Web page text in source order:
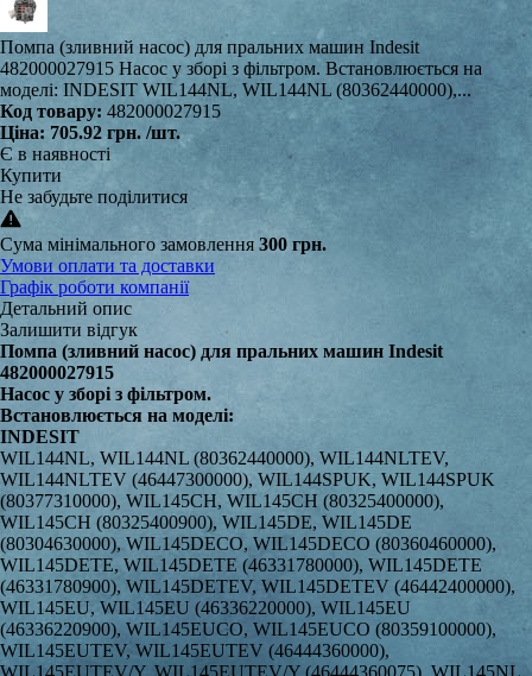
Помпа (зливний насос) для пральних машин Indesit
482000027915 Насос у зборі з фільтром. Встановлюється на
моделі: INDESIT WIL144NL, WIL144NL (80362440000),...
Код товару: 482000027915
Ціна: 705.92 грн. /шт.
Є в наявності
Купити
Не забудьте поділитися
Сума мінімального замовлення 300 грн.
Умови оплати та доставки
Графік роботи компанії
Детальний опис
Залишити відгук
Помпа (зливний насос) для пральних машин Indesit
482000027915
Насос у зборі з фільтром.
Встановлюється на моделі:
INDESIT
WIL144NL, WIL144NL (80362440000), WIL144NLTEV, WIL144NLTEV (46447300000), WIL144SPUK, WIL144SPUK (80377310000), WIL145CH, WIL145CH (80325400000), WIL145CH (80325400900), WIL145DE, WIL145DE (80304630000), WIL145DECO, WIL145DECO (80360460000), WIL145DETE, WIL145DETE (46331780000), WIL145DETE (46331780900), WIL145DETEV, WIL145DETEV (46442400000), WIL145EU, WIL145EU (46336220000), WIL145EU (46336220900), WIL145EUCO, WIL145EUCO (80359100000), WIL145EUTEV, WIL145EUTEV (46444360000), WIL145EUTEV/Y, WIL145EUTEV/Y (46444360075), WIL145NL, WIL145NL (80362420000), WIL145NLTEV, WIL145NLTEV (46442800000), WIL145NLTEV/Y, WIL145NLTEV/Y (46442800075), WIL145XEX, WIL145XEX (80305420000), WIL145XEX (80305420900), WIL146NL, WIL146NL (80304480000), WIL146NLTE, WIL146NLTE (46325710000), WIL146NLTE (46325710900), WIL146SPIT, WIL146SPIT (46340560000), WIL146SPIT (46340560900), WIL146SPITCO, WIL146SPITCO (80359120000), WIL146SPITTEV, WIL146SPITTEV (46444460000), WIL146SPITTEV/Y, WIL146SPITTEV/Y (46444460075), WIL14FR, WIL14FR (80301400000), WIL14FR/Y, WIL14FR/Y (46442600075), WIL14FRCO, WIL14FRCO (80359040000), WIL14FRTE, WIL14FRTE (46342380000), WIL14FRTE (46342380900), WIL14FRTEV, WIL14FRTEV (46442600000), WIL14NL, WIL14NL (46339620000), WIL14NL (46339620900), WIL14NLCO, WIL14NLCO (80359050000), WIL153UK, WIL153UK (80300200000), WIL153UK (80300200900), WIL153UK (80300201501), WIL162DE, WIL162DE (80304660000), WIL162DE (80304660900), WIL162DE (80304660901), WIL163DE, WIL163DE (80322530000), WIL163DE (80322530900), WIL163DE (80322530901), WIL163SUK, WIL163SUK (80302010000), WIL163SUK (80302011500), WIL163SUK (80302011501), WIL163UK, WIL163UK (80339670000), WIL163UK (80339670900), WIL163UK (80339671501), WIL164NL, WIL164NL (80362450000), WIL164NL (80362450001), WIL165DE, WIL165DE (80304650000), WIL165DE (80304650900), WIL165DE (80304650901), WIL165XEX, WIL165XEX (80305430000), WIL165XEX (80305430900), WIL165XEX (80305431000), WIL165XEX (80305431001), WIL166NL, WIL166NL (80304490000), WIL166NL (80304490900), WIL166SPIT, WIL166SPIT (80340540000), WIL166SPIT (80340540900), WIL166SPIT (80340540901), WIL62AUS, WIL62AUS (46345070000), WIL62EX, WIL62EX (46305260000), WIL62EX (46305260900), WIL62EX/Y, WIL62EX/Y (46305260075), WIL62XEX, WIL62XEX (80305270000), WIL62XEX (80305270900), WIL63PL, WIL63PL (91305280000), WIL63PL (91305280900), WIL63PL/Y, WIL63PL/Y (46367670075), WIL63PLTE, WIL63PLTE (46367670000), WIL66IT, WIL66IT (46301460000), WIL66IT (46301460900), WIL66IT/Y, WIL66IT/Y (46301460075), WIL81TK, WIL81TK (46304900000), WIL81TK (46304900900), WIL81TKTEV/Y, WIL81TKTEV/Y (46304900075), WIL82AUS, WIL82AUS (46345080000), WIL82R, WIL82R (46410460100), WIL82R/Y, WIL82R/Y (46410460075), WIL82XR, WIL82XR (80344890000), WIL82XR (80344890900), WIL83CSI, WIL83CSI (24528050000), WIL83CSILIP/Y, WIL83CSILIP/Y (24528050275), WIL85EU, WIL85EU (46302340000), WIL85EU (46302340900), WIL85EU/Y, WIL85EU/Y (46302340075), WIL85EX, WIL85EX (46303540000), WIL85EXBG, WIL85EXBG (91335980000), WIL85EXBG (91335980900), WIL85EXTE, WIL85EXTE (46353970000), WIL85EXTE (46353970100), WIL85EXTE/Y, WIL85EXTE/Y (46353970075), WIL85IN, WIL85IN (46600000000), WIL85PL, WIL85PL (91305310000), WIL85PL (91305310900), WIL85PLTE, WIL85PLTE (46359210000), WIL85PLTE/Y, WIL85PLTE/Y (46359210075), WIL85XEX, WIL85XEX (80305290000), WIL85XEX (80305290900), WIL85XSEX, WIL85XSEX (80305300000), WIL86IT, WIL86IT (46301450000), WIL86IT (46301450900), WIL86IT/Y, WIL86IT/Y (46301450075), WIL8FR, WIL8FR (46344500000), WIL8FR (46344500900), WIL95EX, WIL95EX (80315460000), WIL95EX (80315460900), WIL95KW, WIL95KW (46305350000), WIL95KW (46305350900), WIL95KW/Y, WIL95KW/Y (46305350075), WILB12EU, WILB12EU (46370140000), WILB12EU (46370140002), WILB12EU/Y, WILB12EU/Y (46370140075), WILM64IT, WILM64IT (46302350000), WILM64IT (46302350900), WILX1200OTDE, WILX1200OTDE (91398020000), WIN100CSI, WIN100CSI (24535490200), WIN100CSI (24535490205), WIN100TK, WIN100TK (46464800100), WIN100TK (46464800103), WIN100TK (46464800185), WIN101EU, WIN101EU (46464840100), WIN101EU (46464840200), WIN101EU (46464840203), WIN101EU (46464840285), WIN101EX, WIN101EX (46464580100), WIN101EX (46464580103), WIN101EX (46464580185), WIN101EX (46464580200), WIN102CSI, WIN102CSI (24535500200), WIN102CSI (24535500205), WIN102CSI (24535500500), WIN102EX, WIN102EX (46464820100), WIN102EX (46464820200), WIN102EX (46464820203), WIN102EX (46464820285), WIN102PL, WIN102PL (46464810100), WIN102PL (46464810103), WIN102PL (46464810185), WIN110EU, WIN110EU (46464590100), WIN110EU (46464590103), WIN110EU (46464590185), WIN121EU, WIN121EU (46464880100), WIN121EU (46464880103), WIN121EU (46464880203), WIN121EU (46464880285), WIN122EX, WIN122EX (46464750100), WIN122EX (46464750103), WIN122EX (46464750185), WIN500EU, WIN500EU (46464720100), WIN500EU (46464720103), WIN500EU (46464720185), WIN600EU, WIN600EU (46464620100), WIN600EU (46464620103), WIN600EU (46464620185), WIN602EU, WIN602EU (46464730100), WIN602EU (46464730103), WIN602EU (46464730185), WIN60CSI, WIN60CSI (24535510200), WIN60CSI (24535510205), WIN60TK, WIN60TK (46464760100), WIN60TK (46464760103), WIN60TK (46464760185), WIN62CSI, WIN62CSI (24535520200), WIN62CSI (24535520205), WIN70EU, WIN70EU (46545430100), WIN80CSI, WIN80CSI (24535480200), WIN80CSI (24535480205), WIN80CSI (24535480500), WIN80CSI (24535480600), WIN80TK, WIN80TK (46464790100), WIN80TK (46464790103), WIN80TK (46464790185), WIN81EX, WIN81EX (46464570100), WIN81EX (46464570103), WIN81EX (46464570185), WIN81EX (46464570200), WIN81IN, WIN81IN (46599990000), WIN82CSI, WIN82CSI (24584970200), WIN82CSI (24584970205), WIN82EX, WIN82EX (46464780100), WIN82EX (46464780103), WIN82EX (46464780185), WIN82EX (46464780200), WIN82KW, WIN82KW (46549650000), WIN82KW (46549650003), WIN8EU, WIN8EU (46464640100), WIN8EU (46464640200), WIN8EU (46464640203), WIN8EU (46464640285), WIN9FR, WIN9FR (46549220000), WIN9FR (46549220003), WINV60IT, WINV60IT (46464610100), WINV60IT (46464610103), WINV60IT (46464610185), WINV70IT, WINV70IT (46528030100), WINV70IT (46528030103), WINV70IT (46528030185), WINV80IT, WINV80IT (46464630100), WINV80IT (46464630103 ), WINV80IT (46464630185), WIS40IT, WIS40IT (80301430000), WIS40IT (80301430900), WIS62EX, WIS62EX (80304400000), WIS62EX (80304400900), WISA101CSI, WISA101CSI (24429700000), WISA101CSI (24429700005), WISA101CSI (24429700200), WISA61CSI, WISA61CSI (24429680000), WISA61CSI (24429680005), WISA62CSI, WISA62CSI (24352750900), WISA62CSI (24352750901), WISA81CSI, WISA81CSI (24429690000), WISA81CSI (24429690005), WISA82CSI, WISA82CSI (24352740901), WISE107EXV, WISE107EXV (80399450100), WISE107IT, WISE107IT (80302320000), WISE107IT (80302320900), WISE107PL, WISE107PL (80305690000), WISE107PL (80305690900), WISE107PL (80399550100), WISE107SEX, WISE107SEX (80304410000), WISE107SEXV, WISE107SEXV (80438510000), WISE107XEX, WISE107XEX (80305710000), WISE107XEX (80305710900), WISE10CSI, WISE10CSI (24397390200), WISE10CSI (24397390600), WISE10CSI (24397400000), WISE10CSI (24397400005), WISE10CSI (24397400304), WISE10CSI (24397400500), WISE10CSI (24397400800), WISE10CSI (24397401000), WISE10CSI (24397401002), WISE127EXV, WISE127EXV (80399590100), WISE127XEX, WISE127XEX (80305740000), WISE127XEX (80305740900), WISE12CSI, WISE12CSI (24397410000), WISE12CSI (24397410200), WISE87EU, WISE87EU (80353000000), WISE87EU (80353000900), WISE87EUV, WISE87EUV (80459740000), WISE87PL, WISE87PL (80305680000), WISE87PL (80305680900), WISE87PLV, WISE87PLV (80399570100), WISE8CSI, WISE8CSI (24397390000), WISE8CSI (24397390005), WISE8CSI (24397390200), WISE8CSI (24397390304), WISE8CSI (24397390500), WISE8CSI (24397390800), WISE8CSI (24397390802), WISL1000OTEU, WISL1000OTEU (80381540000), WISL1000OTEUV, WISL1000OTEUV (80399630100), WISL102CSI, WISL102CSI (24385600000), WISL102CSI (24385600001), WISL102CSI (24385600005), WISL102CSI/Y, WISL102CSI/Y (24385600205), WISL102CSI/Y (24385600275), WISL102CSI/Y (24385600500), WISL102CSI/Y (24385600600), WISL102CSI/Y (24385600800), WISL102CSI/Y (24385600801), WISL1031UA, WISL1031UA (24857110100), WISL1031UA (24857110101), WISL103CSI, WISL103CSI (24353890000), WISL103CSI (24353890900), WISL103CSI (24353890901), WISL103CSI (24353890905), WISL103CSI/Y, WISL103CSI/Y (24353890275), WISL105CSI, WISL105CSI (24306010000), WISL105EXV, WISL105EXV (80431440000), WISL105EXV/Y, WISL105EXV/Y (80431440075), WISL105EXV/Y (80431440100), WISL105EXV/Y (80431440200), WISL105PL, WISL105PL (80305570000), WISL105PL (80305570900), WISL105PLV, WISL105PLV (80399530100), WISL105SLCSI, WISL105SLCSI (24385530000), WISL105SLCSI (24385530001), WISL105SLCSI (24385530005), WISL105SLCSI (24385530200), WISL105SLCSI/Y, WISL105SLCSI/Y (24385530205), WISL105SLCSI/Y (24385530275), WISL105XEX, WISL105XEX (80305660000), WISL105XEX (80305660900), WISL106IT, WISL106IT (80377350000), WISL106ITV, WISL106ITV (80431430000), WISL106ITV/Y, WISL106ITV/Y (80431430075), WISL10FR, WISL10FR (80301410000), WISL10FR (80301410900), WISL10FRV, WISL10FRV (80399610100), WISL125DE, WISL125DE (80304820000), WISL125DE (80304820900), WISL125DEV, WISL125DEV (80399600100), WISL125DEV/Y, WISL125DEV/Y (80399600075), WISL125XEX, WISL125XEX (80305600000), WISL62CSI, WISL62CSI (24353370000), WISL62CSI (24353370900), WISL62CSI (24353370905), WISL62CSI/Y, WISL62CSI/Y (24353370275), WISL62EXV, WISL62EXV (80399580100), WISL62XEX, WISL62XEX (80305550000), WISL62XEX (80305550900), WISL65PL, WISL65PL (80305560000), WISL65PL (80305560900), WISL65PLV, WISL65PLV (80399620100), WISL66IT, WISL66IT (80301420000), WISL66IT (80301420900), WISL66ITV, WISL66ITV (80399520100), WISL82CSI, WISL82CSI (24353380000), WISL82CSI (24353380200), WISL82CSI (24353380900), WISL82CSI (24353380905), WISL82CSI/Y, WISL82CSI/Y (24353380205), WISL82CSI/Y (24353380275), WISL83CSI, WISL83CSI (24353880000), WISL83CSI (24353880900), WISL83CSI (24353880905), WISL83CSI/Y, WISL83CSI/Y (24353880205), WISL83CSI/Y (24353880275), WISL85CSI, WISL85CSI (24305990000), WISL85EXV, WISL85EXV (80431450000), WISL8